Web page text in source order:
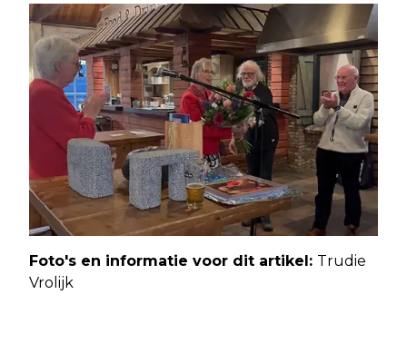
Foto's en informatie voor dit artikel: Trudie
Vrolijk